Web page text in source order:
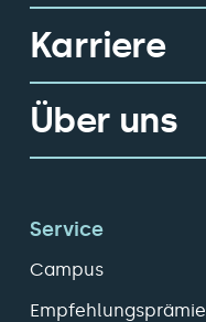
Karriere
Über uns
Service
Campus
Empfehlungsprämie